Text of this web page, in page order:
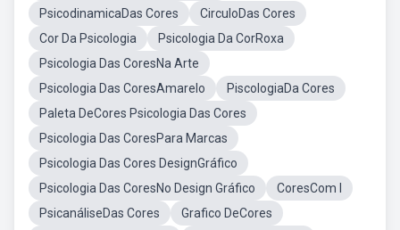
PsicodinamicaDas Cores
CirculoDas Cores
Cor Da Psicologia
Psicologia Da CorRoxa
Psicologia Das CoresNa Arte
Psicologia Das CoresAmarelo
PiscologiaDa Cores
Paleta DeCores Psicologia Das Cores
Psicologia Das CoresPara Marcas
Psicologia Das Cores DesignGráfico
Psicologia Das CoresNo Design Gráfico
CoresCom I
PsicanáliseDas Cores
Grafico DeCores